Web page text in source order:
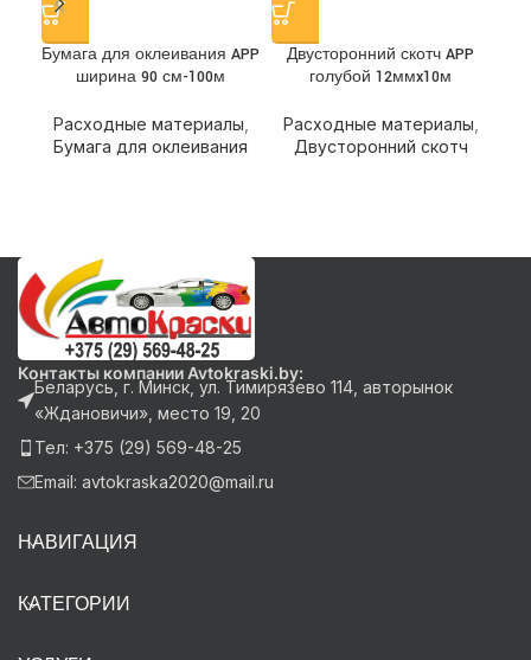
Бумага для оклеивания APP
ширина 90 см-100м
Расходные материалы
Бумага для оклеивания
Двусторонний скотч APP
голубой 12ммx10м
Расходные материалы
Двусторонний скотч
Контакты компании Avtokraski.by:
Беларусь, г. Минск, ул. Тимирязево 114, авторынок
«Ждановичи», место 19, 20
Тел: +375 (29) 569-48-25
Email: avtokraska2020@mail.ru
НАВИГАЦИЯ
КАТЕГОРИИ